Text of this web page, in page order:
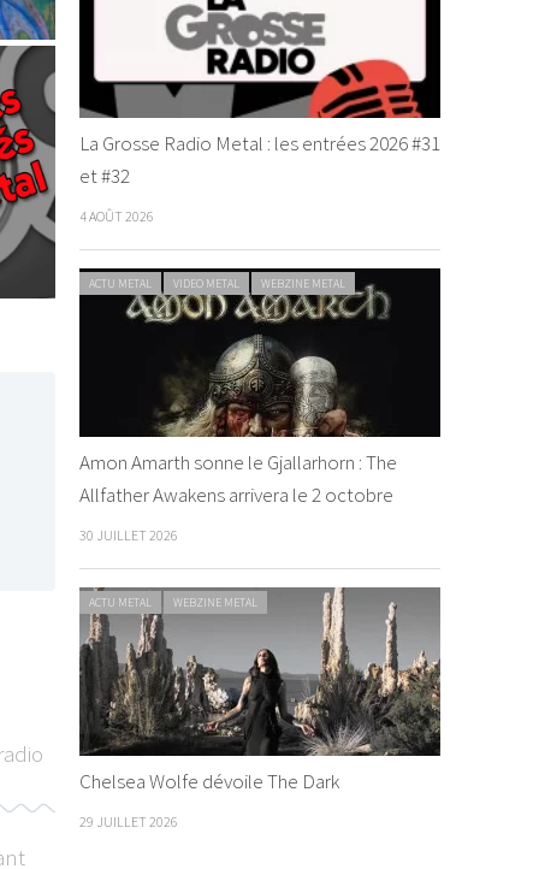
radio
La Grosse Radio Metal : les entrées 2026 #31
et #32
4 AOÛT 2026
ACTU METAL VIDEO METAL WEBZINE METAL
Amon Amarth sonne le Gjallarhorn : The
Allfather Awakens arrivera le 2 octobre
30 JUILLET 2026
ACTU METAL WEBZINE METAL
Chelsea Wolfe dévoile The Dark
29 JUILLET 2026